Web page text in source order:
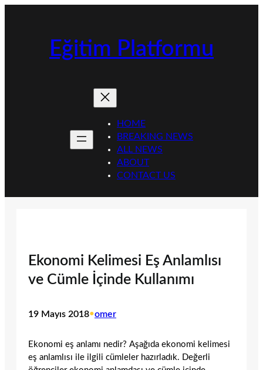
Eğitim Platformu
HOME
BREAKING NEWS
ALL NEWS
ABOUT
CONTACT US
Ekonomi Kelimesi Eş Anlamlısı
ve Cümle İçinde Kullanımı
19 Mayıs 2018•omer
Ekonomi eş anlamı nedir? Aşağıda ekonomi kelimesi
eş anlamlısı ile ilgili cümleler hazırladık. Değerli